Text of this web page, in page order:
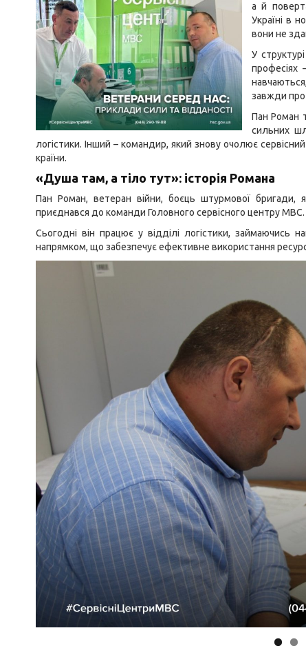
а й
Україні в
вони не
У
професіях
завжди
Пан Роман
сильних
логістики. Інший – командир, який знову очолює
країни.
«Душа там, а тіло тут»: історія Романа
Пан Роман, ветеран війни, боєць штурмової бригади,
приєднався до команди Головного сервісного центру МВС.
Сьогодні він працює у відділі логістики,
напрямком, що забезпечує ефективне використання